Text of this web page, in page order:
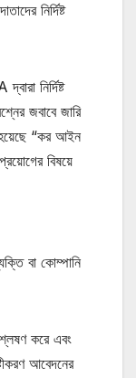
নির্দিষ্ট
নির্দিষ্ট
জবাবে জারি
হয়েছে “কর আইন
বিষয়ে
বা কোম্পানি
করে এবং
আবেদনের